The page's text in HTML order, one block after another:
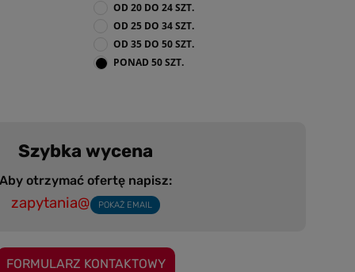
OD 20 DO 24 SZT.
OD 25 DO 34 SZT.
OD 35 DO 50 SZT.
PONAD 50 SZT.
Szybka wycena
Aby otrzymać ofertę napisz:
zapytania@ POKAŻ EMAIL
FORMULARZ KONTAKTOWY